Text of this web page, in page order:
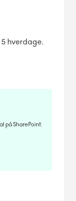
hverdage.
på SharePoint.